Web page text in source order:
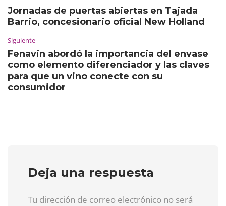
Jornadas de puertas abiertas en Tajada
Barrio, concesionario oficial New Holland
Siguiente
Fenavin abordó la importancia del envase
como elemento diferenciador y las claves
para que un vino conecte con su
consumidor
Deja una respuesta
Tu dirección de correo electrónico no será